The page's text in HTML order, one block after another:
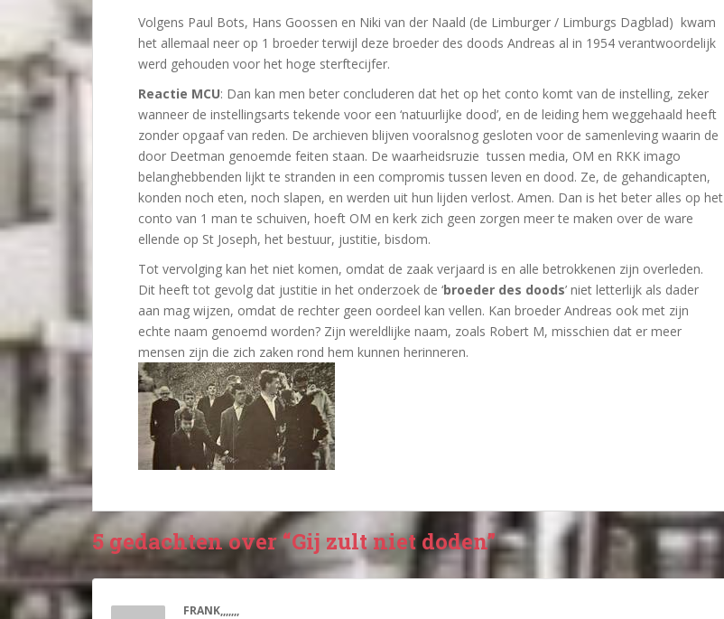
Volgens Paul Bots, Hans Goossen en Niki van der Naald (de Limburger / Limburgs Dagblad) kwam
het allemaal neer op 1 broeder terwijl deze broeder des doods Andreas al in 1954 verantwoordelijk
werd gehouden voor het hoge sterftecijfer.
Reactie MCU: Dan kan men beter concluderen dat het op het conto komt van de instelling, zeker
wanneer de instellingsarts tekende voor een ‘natuurlijke dood’, en de leiding hem weggehaald heeft
zonder opgaaf van reden. De archieven blijven vooralsnog gesloten voor de samenleving waarin de
door Deetman genoemde feiten staan. De waarheidsruzie tussen media, OM en RKK imago
belanghebbenden lijkt te stranden in een compromis tussen leven en dood. Ze, de gehandicapten,
konden noch eten, noch slapen, en werden uit hun lijden verlost. Amen. Dan is het beter alles op het
conto van 1 man te schuiven, hoeft OM en kerk zich geen zorgen meer te maken over de ware
ellende op St Joseph, het bestuur, justitie, bisdom.
Tot vervolging kan het niet komen, omdat de zaak verjaard is en alle betrokkenen zijn overleden.
Dit heeft tot gevolg dat justitie in het onderzoek de ‘broeder des doods’ niet letterlijk als dader
aan mag wijzen, omdat de rechter geen oordeel kan vellen. Kan broeder Andreas ook met zijn
echte naam genoemd worden? Zijn wereldlijke naam, zoals Robert M, misschien dat er meer
mensen zijn die zich zaken rond hem kunnen herinneren.
5 gedachten over “Gij zult niet doden”
FRANK,,,,,,,